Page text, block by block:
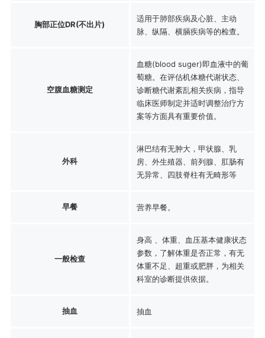
胸部正位DR(不出片)
适用于肺部疾病及心脏、主动
脉、纵隔、横膈疾病等的检查。
空腹血糖测定
血糖(blood suger)即血液中的葡
萄糖。在评估机体糖代谢状态、
诊断糖代谢紊乱相关疾病，指导
临床医师制定并适时调整治疗方
案等方面具有重要价值。
外科
淋巴结有无肿大，甲状腺、乳
房、外生殖器、前列腺、肛肠有
无异常、四肢脊柱有无畸形等
早餐 营养早餐。
一般检查
身高 、体重、血压基本健康状态
参数，了解体重是否正常，有无
体重不足、超重或肥胖，为相关
科室的诊断提供依据。
抽血 抽血